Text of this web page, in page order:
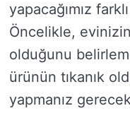
yapacağımız
Öncelikle,
olduğunu
ürünün tıkanık
yapmanız